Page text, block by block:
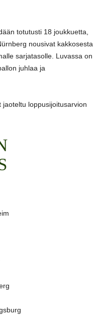
totutusti 18 joukkuetta,
nousivat kakkosesta
sarjatasolle. Luvassa on
juhlaa ja
loppusijoitusarvion